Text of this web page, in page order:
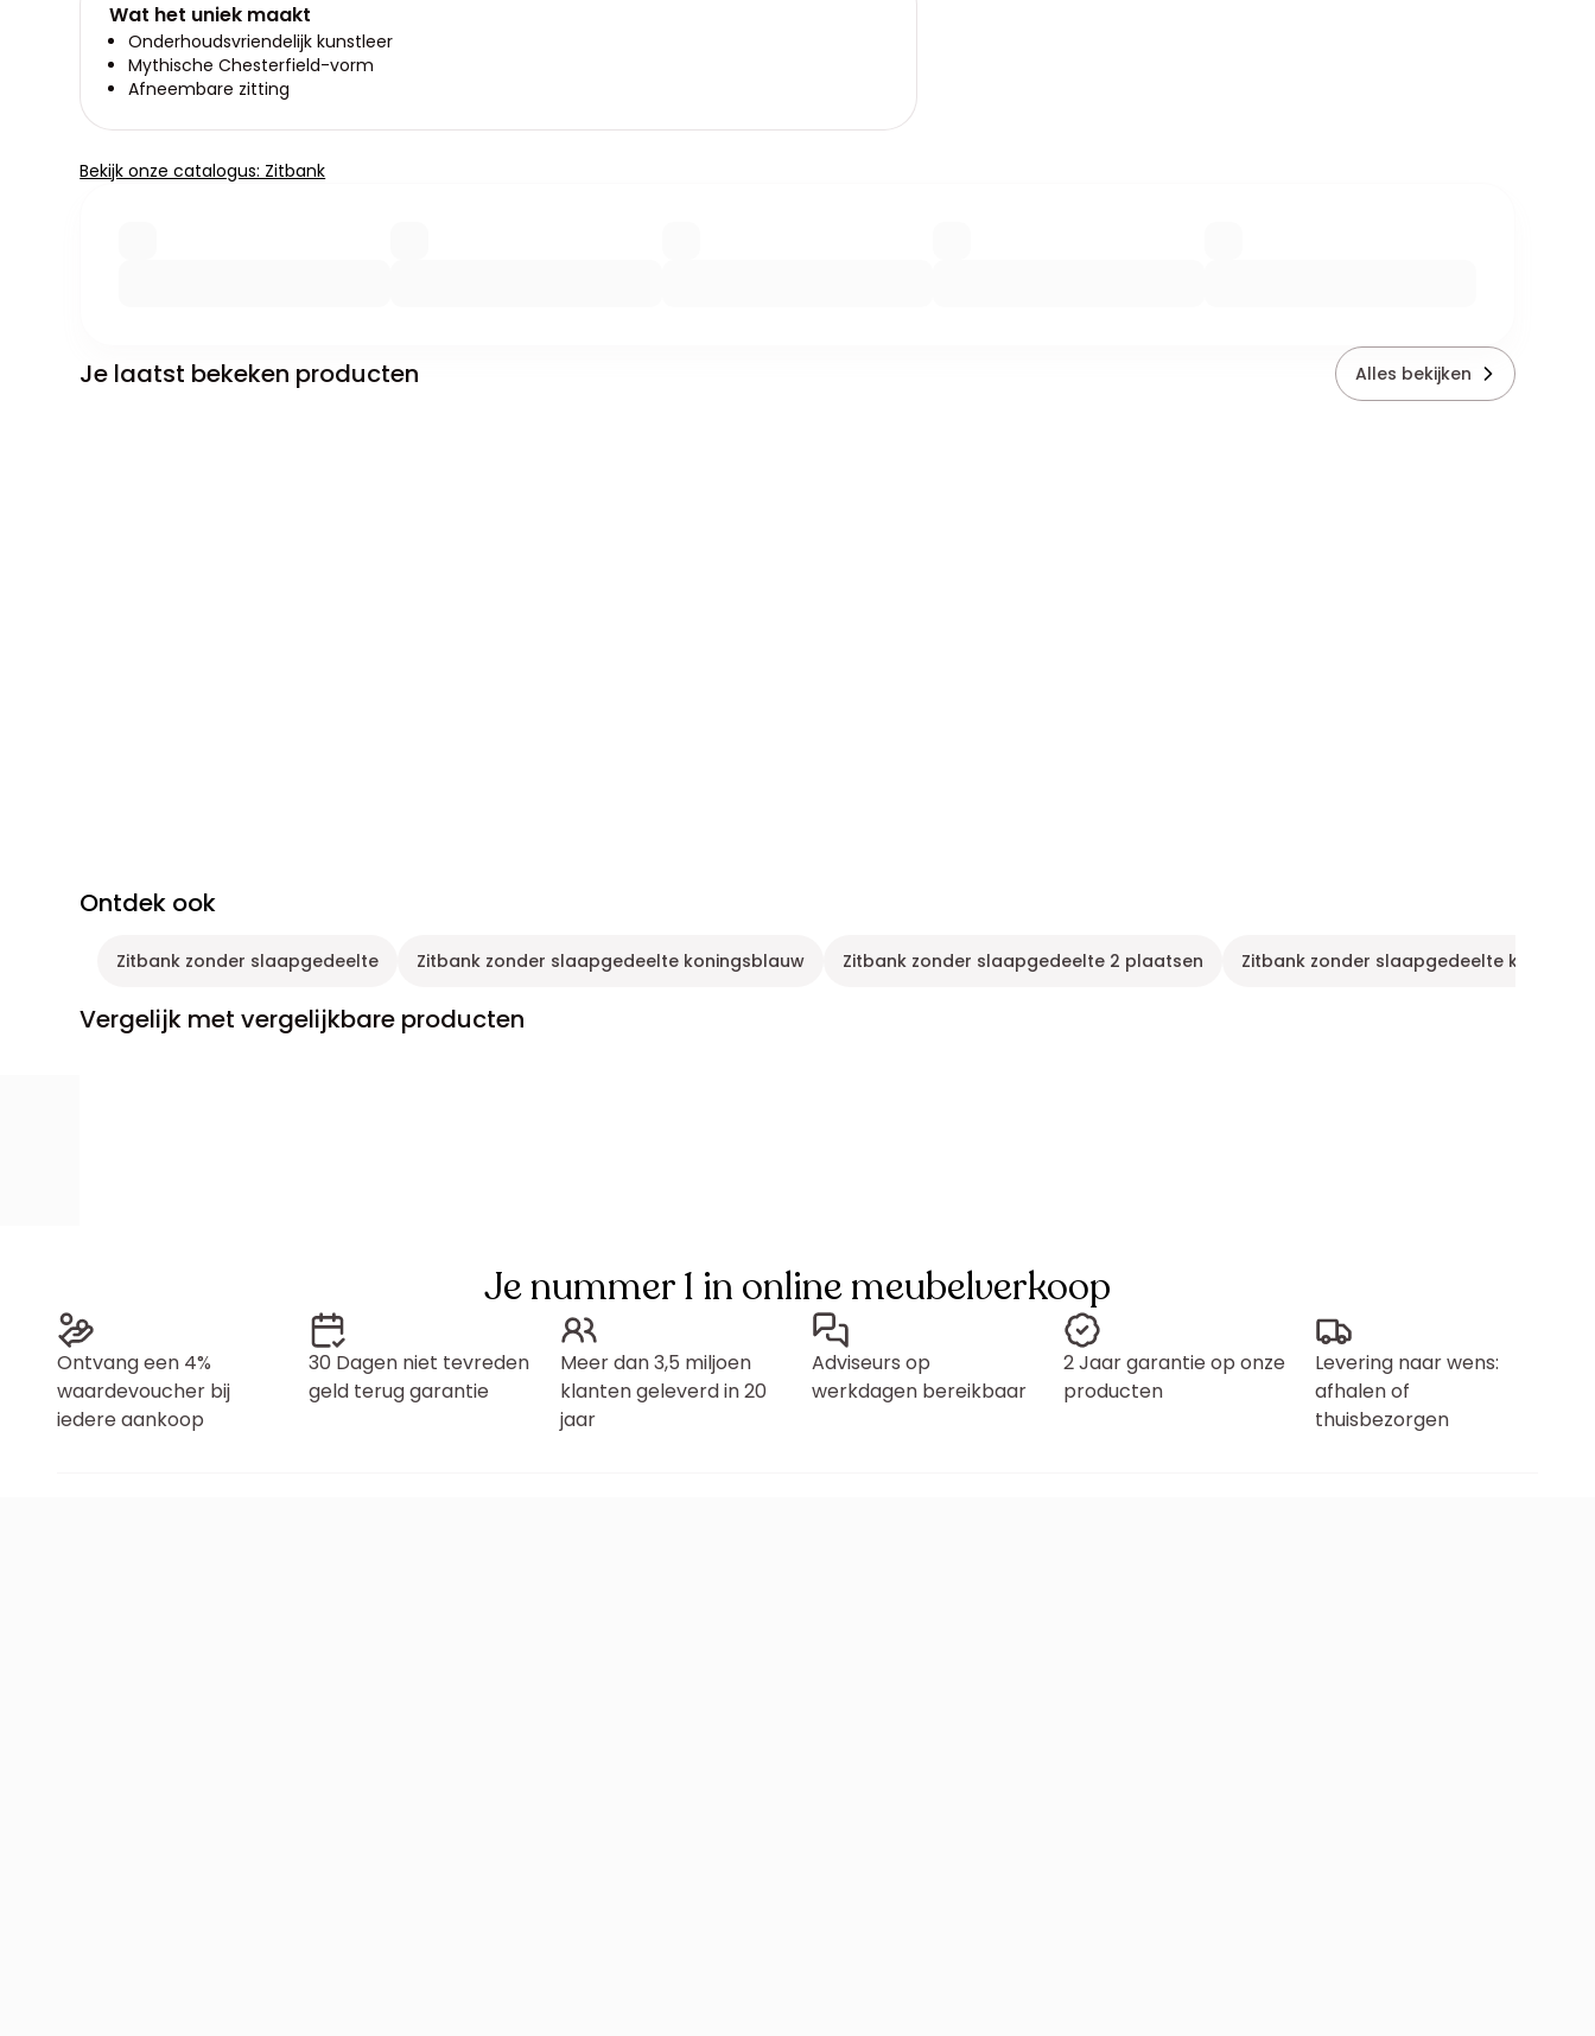
Wat het uniek maakt
Onderhoudsvriendelijk kunstleer
Mythische Chesterfield-vorm
Afneembare zitting
Bekijk onze catalogus: Zitbank
Je laatst bekeken producten Alles bekijken
Ontdek ook
Zitbank zonder slaapgedeelte Zitbank zonder slaapgedeelte koningsblauw Zitbank zonder slaapgedeelte 2 plaatsen Zitbank zonder slaapgedeelte klassiek
Vergelijk met vergelijkbare producten
Je nummer 1 in online meubelverkoop
Ontvang een 4%
waardevoucher bij
iedere aankoop
30 Dagen niet tevreden
geld terug garantie
Meer dan 3,5 miljoen
klanten geleverd in 20
jaar
Adviseurs op
werkdagen bereikbaar
2 Jaar garantie op onze
producten
Levering naar wens:
afhalen of
thuisbezorgen